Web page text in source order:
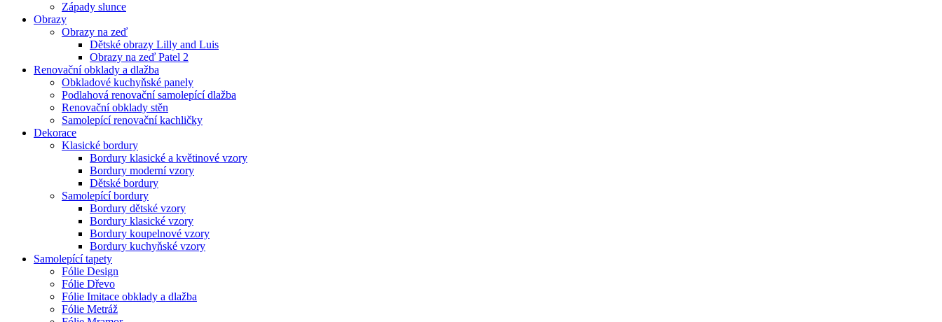
Západy slunce
Obrazy
Obrazy na zeď
Dětské obrazy Lilly and Luis
Obrazy na zeď Patel 2
Renovační obklady a dlažba
Obkladové kuchyňské panely
Podlahová renovační samolepící dlažba
Renovační obklady stěn
Samolepící renovační kachličky
Dekorace
Klasické bordury
Bordury klasické a květinové vzory
Bordury moderní vzory
Dětské bordury
Samolepící bordury
Bordury dětské vzory
Bordury klasické vzory
Bordury koupelnové vzory
Bordury kuchyňské vzory
Samolepící tapety
Fólie Design
Fólie Dřevo
Fólie Imitace obklady a dlažba
Fólie Metráž